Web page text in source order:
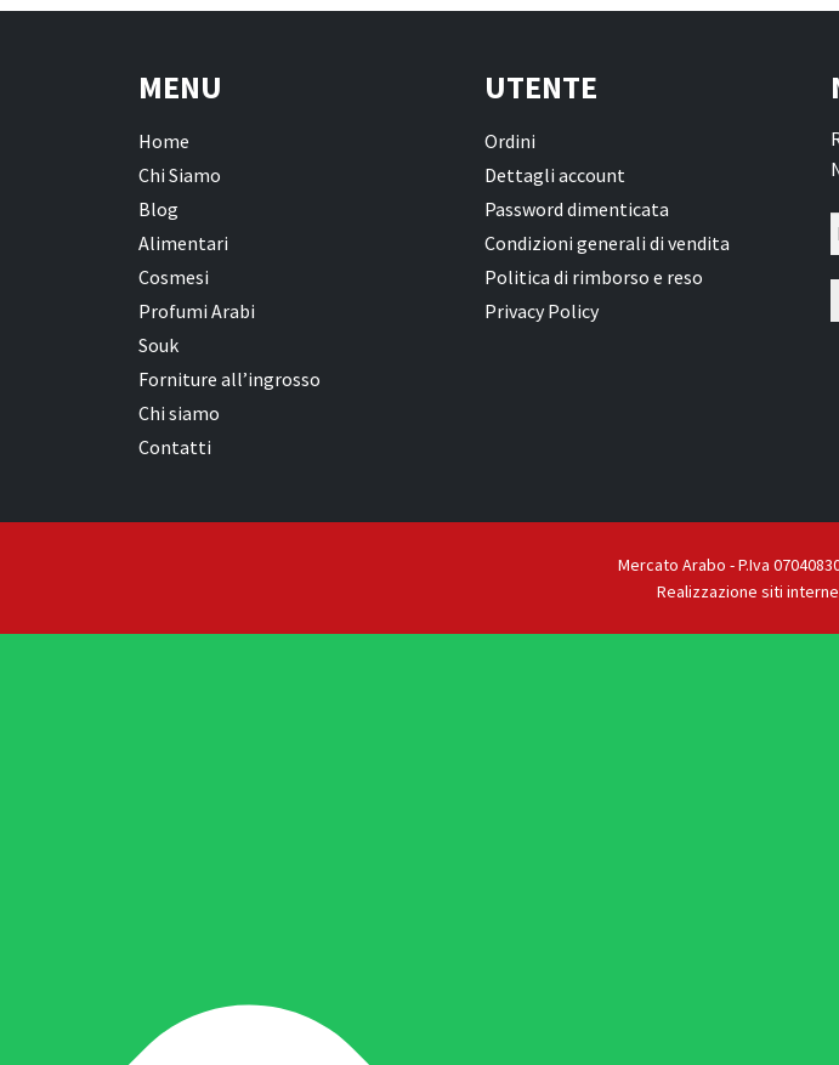
MENU
Home
Chi Siamo
Blog
Alimentari
Cosmesi
Profumi Arabi
Souk
Forniture all’ingrosso
Chi siamo
Contatti
UTENTE
Ordini
Dettagli account
Password dimenticata
Condizioni generali di vendita
Politica di rimborso e reso
Privacy Policy
Mercato Arabo - P.Iva
Realizzazione siti